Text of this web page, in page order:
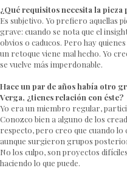
¿Qué requisitos necesita la
Es subjetivo. Yo prefiero aquellas
grave: cuando se nota que el
obvios o caducos. Pero hay
un retoque viene mal hecho. Yo
se vuelve más imperdonable.
Hace un par de años había otro
Verga, ¿tienes relación con éste?
Yo era un miembro regular,
Conozco bien a alguno de los
respecto, pero creo que cuando
aunque surgieron grupos
No los culpo, son proyectos
haciendo lo que puede.